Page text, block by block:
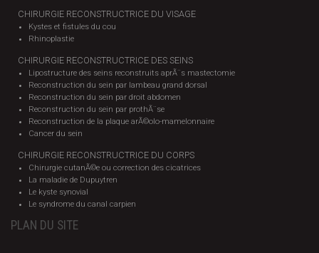
CHIRURGIE RECONSTRUCTRICE DU VISAGE
Kystes et fistules du cou
Rhinoplastie
CHIRURGIE RECONSTRUCTRICE DES SEINS
Lipostructure des seins reconstruits aprÃ¨s mastectomie
Reconstruction du sein par lambeau grand dorsal
Reconstruction du sein par droit abdomen
Reconstruction du sein par prothÃ¨se
Reconstruction de la plaque arÃ©olo-mamelonnaire
Cancer du sein
CHIRURGIE RECONSTRUCTRICE DU CORPS
Chirurgie cutanÃ©e ou correction des cicatrices
La maladie de Dupuytren
Le kyste synovial
Le syndrome du canal carpien
PLAN DU SITE